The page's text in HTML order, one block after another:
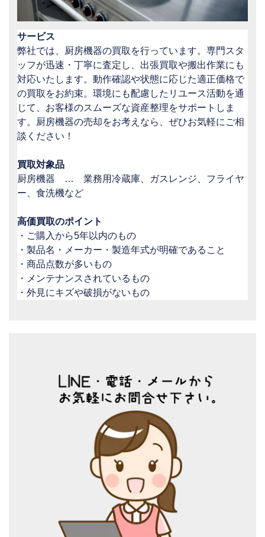
サービス
弊社では、厨房機器の買取を行っています。専門スタ
ッフが迅速・丁寧に査定し、出張買取や搬出作業にも
対応いたします。動作確認や状態に応じた適正価格で
の買取をお約束。環境にも配慮したリユース活動を通
じて、お客様のスムーズな資産整理をサポートしま
す。厨房機器の売却をお考えなら、ぜひお気軽にご相
談ください！
買取対象品
厨房機器 … 業務用冷蔵庫、ガスレンジ、フライヤ
ー、食洗機など
高価買取のポイント
・ご購入から5年以内のもの
・製品名・メーカー・製造年式が明確であること
・商品点数が多いもの
・メンテナンスされているもの
・外見にキズや破損がないもの